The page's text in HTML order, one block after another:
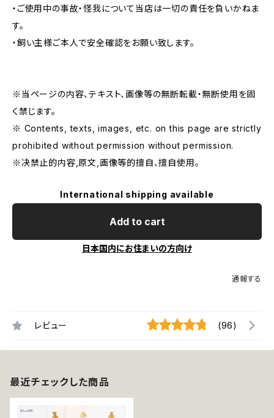
・ご使用中の事故・怪我について当店は一切の責任を負いかねま
す。
・飼い主様ご本人で安全確認をお願い致します。
※当ページの内容、テキスト、画像等の無断転載・無断使用を固
く禁じます。
※ Contents, texts, images, etc. on this page are strictly
prohibited without permission without permission.
※决禁止的内容,原文,画像等的擅自、擅自使用。
International shipping available
Add to cart
日本国内にお住まいの方向け
通報する
レビュー (96)
最近チェックした商品